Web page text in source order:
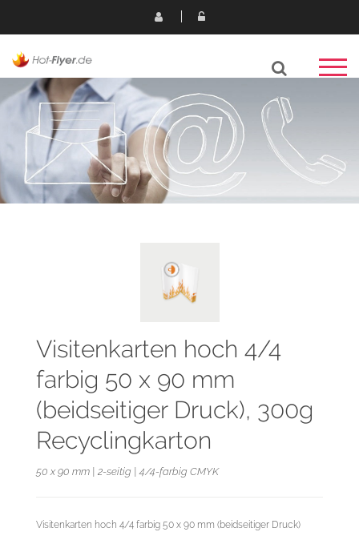
Visitenkarten hoch 4/4
farbig 50 x 90 mm
(beidseitiger Druck), 300g
Recyclingkarton
50 x 90 mm | 2-seitig | 4/4-farbig CMYK
Visitenkarten hoch 4/4 farbig 50 x 90 mm (beidseitiger Druck)